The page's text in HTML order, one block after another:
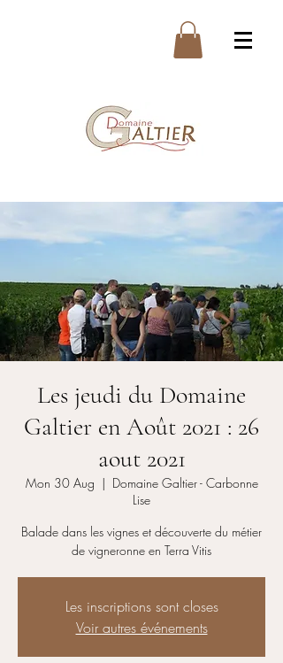
Les jeudi du Domaine
Galtier en Août 2021 : 26
aout 2021
Mon 30 Aug
  |
Domaine Galtier - Carbonne
Lise
Balade dans les vignes et découverte du métier
de vigneronne en Terra Vitis
Les inscriptions sont closes
Voir autres événements